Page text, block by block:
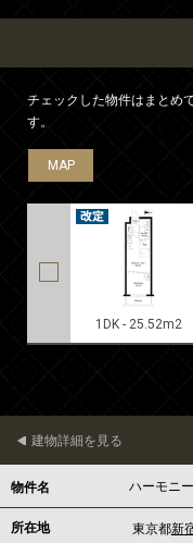
チェックした物件はまとめ
す。
MAP
1DK - 25.52m2
建物詳細を見る
物件名 ハーモニ
所在地 東京都新